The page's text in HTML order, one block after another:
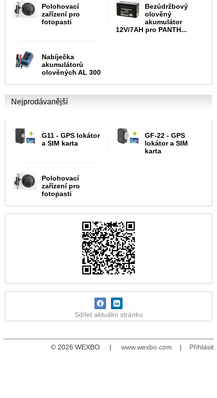
Polohovací
zařízení pro
fotopasti
Bezúdržbový
olověný
akumulátor
12V/7AH pro PANTH...
Nabíječka
akumulátorů
olověných AL 300
Nejprodávanější
G11 - GPS lokátor
a SIM karta
GF-22 - GPS
lokátor a SIM
karta
Polohovací
zařízení pro
fotopasti
Sdílet aktuální stránku
© 2026 WEXBO | www.wexbo.com | Přihlásit